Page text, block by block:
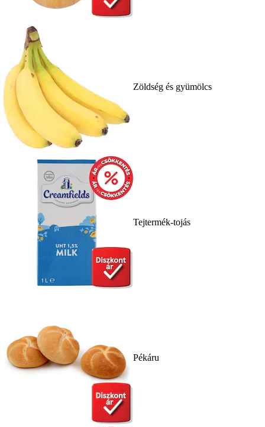
Zöldség és gyümölcs
Tejtermék-tojás
Pékáru